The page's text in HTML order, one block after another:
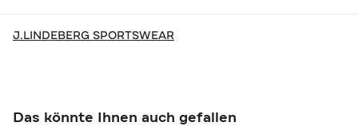
J.LINDEBERG SPORTSWEAR
Das könnte Ihnen auch gefallen